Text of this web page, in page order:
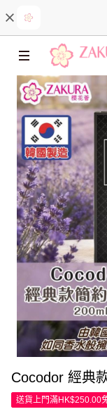
Cocodor 經典
送貨上門滿HK$250.00